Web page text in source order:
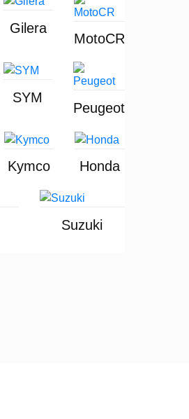
Gilera
MotoCR
SYM
Peugeot
Kymco Honda
Suzuki